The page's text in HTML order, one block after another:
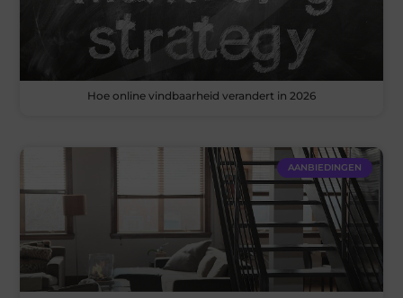
Hoe online vindbaarheid verandert in 2026
AANBIEDINGEN